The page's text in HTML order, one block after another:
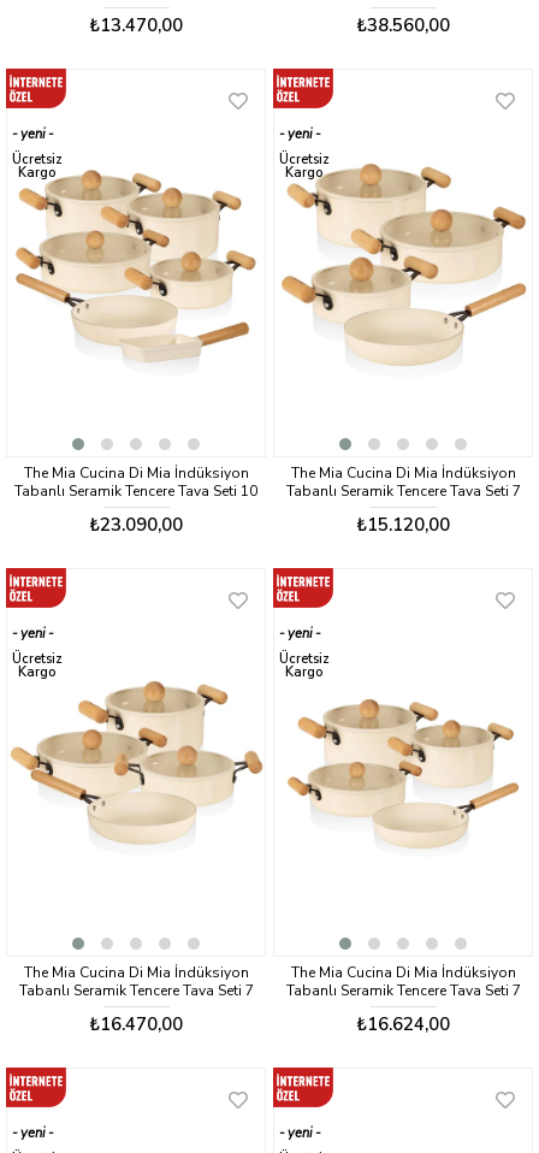
₺13.470,00 ₺38.560,00
The Mia Cucina Di Mia İndüksiyon
Tabanlı Seramik Tencere Tava Seti 10
Parça
₺23.090,00
yeni
ürün
Ücretsiz
Kargo
The Mia Cucina Di Mia İndüksiyon
Tabanlı Seramik Tencere Tava Seti 7
Parça
₺15.120,00
yeni
ürün
Ücretsiz
Kargo
The Mia Cucina Di Mia İndüksiyon
Tabanlı Seramik Tencere Tava Seti 7
Parça
₺16.470,00
yeni
ürün
Ücretsiz
Kargo
The Mia Cucina Di Mia İndüksiyon
Tabanlı Seramik Tencere Tava Seti 7
Parça
₺16.624,00
yeni
ürün
Ücretsiz
Kargo
yeni
yeni